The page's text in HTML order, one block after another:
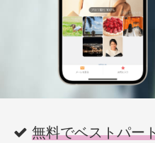
無料でベストパー